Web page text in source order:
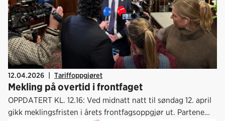
12.04.2026 | Tariffoppgjøret
Mekling på overtid i frontfaget
OPPDATERT KL. 12.16: Ved midnatt natt til søndag 12. april
gikk meklingsfristen i årets frontfagsoppgjør ut. Partene